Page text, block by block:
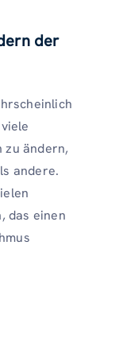
der
zu ändern,
andere.
das einen